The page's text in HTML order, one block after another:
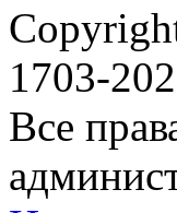
1703-
Все